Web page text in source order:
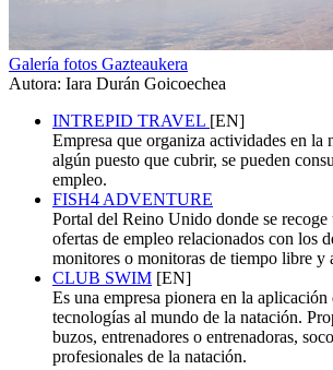
Galería fotos Gazteaukera
Autora: Iara Durán Goicoechea
INTREPID TRAVEL [EN]
Empresa que organiza actividades en la
algún puesto que cubrir, se pueden
empleo.
FISH4 ADVENTURE
Portal del Reino Unido donde se
ofertas de empleo relacionados con los
monitores o monitoras de tiempo libre y
CLUB SWIM [EN]
Es una empresa pionera en la aplicación
tecnologías al mundo de la natación.
buzos, entrenadores o entrenadoras,
profesionales de la natación.